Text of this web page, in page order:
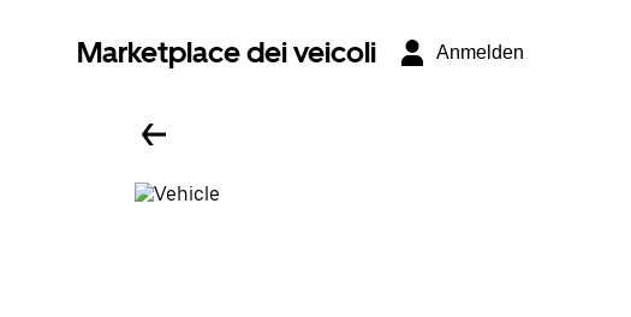
Marketplace dei veicoli Anmelden